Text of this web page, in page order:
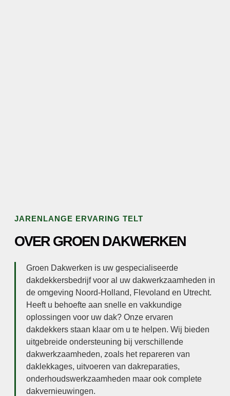
JARENLANGE ERVARING TELT
OVER GROEN DAKWERKEN
Groen Dakwerken is uw gespecialiseerde
dakdekkersbedrijf voor al uw dakwerkzaamheden in
de omgeving Noord-Holland, Flevoland en Utrecht.
Heeft u behoefte aan snelle en vakkundige
oplossingen voor uw dak? Onze ervaren
dakdekkers staan klaar om u te helpen. Wij bieden
uitgebreide ondersteuning bij verschillende
dakwerkzaamheden, zoals het repareren van
daklekkages, uitvoeren van dakreparaties,
onderhoudswerkzaamheden maar ook complete
dakvernieuwingen.